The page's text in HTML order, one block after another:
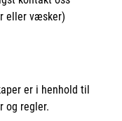
eller væsker)
er i henhold til
og regler.